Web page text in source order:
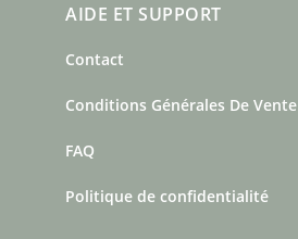
AIDE ET SUPPORT
Contact
Conditions Générales De Vente
FAQ
Politique de confidentialité